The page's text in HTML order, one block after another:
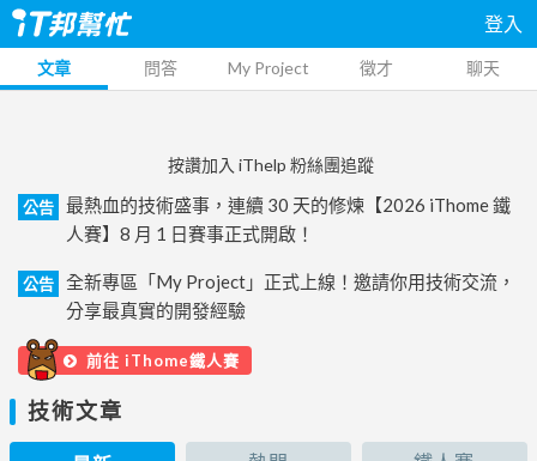
登入
文章 問答 My Project 徵才 聊天
按讚加入 iThelp 粉絲團追蹤
公告
最熱血的技術盛事，連續 30 天的修煉【2026 iThome 鐵
人賽】8 月 1 日賽事正式開啟！
公告
全新專區「My Project」正式上線！邀請你用技術交流，
分享最真實的開發經驗
前往 iThome鐵人賽
技術文章